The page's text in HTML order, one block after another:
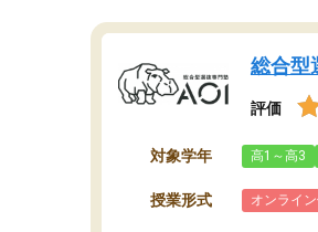
総合型
評価
対象学年 高1～高3
授業形式 オンライ